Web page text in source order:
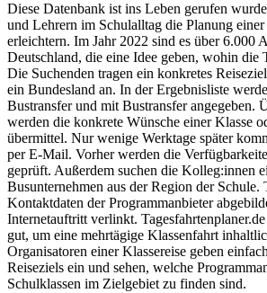
Diese Datenbank ist ins Leben gerufen
und Lehrern im Schulalltag die Planung einer
erleichtern. Im Jahr 2022 sind es über 6.000
Deutschland, die eine Idee geben, wohin die
Die Suchenden tragen ein konkretes
ein Bundesland an. In der Ergebnisliste
Bustransfer und mit Bustransfer angegeben.
werden die konkrete Wünsche einer Klasse
übermittel. Nur wenige Werktage später
per E-Mail. Vorher werden die
geprüft. Außerdem suchen die Kolleg:innen
Busunternehmen aus der Region der Schule.
Kontaktdaten der Programmanbieter
Internetauftritt verlinkt.
gut, um eine mehrtägige Klassenfahrt
Organisatoren einer Klassereise geben
Reiseziels ein und sehen, welche
Schulklassen im Zielgebiet zu finden sind.